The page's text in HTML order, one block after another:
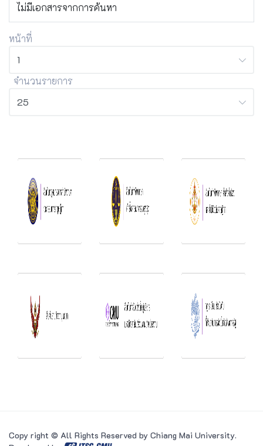
ไม่มีเอกสารจากการค้นหา
หน้าที่
จำนวนรายการ
Copy right © All Rights Reserved by Chiang Mai University.